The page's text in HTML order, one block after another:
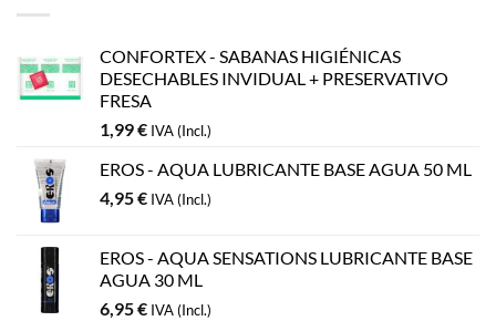
CONFORTEX - SABANAS HIGIÉNICAS
DESECHABLES INVIDUAL + PRESERVATIVO
FRESA
1,99€ IVA (Incl.)
EROS - AQUA LUBRICANTE BASE AGUA 50 ML
4,95€ IVA (Incl.)
EROS - AQUA SENSATIONS LUBRICANTE BASE
AGUA 30 ML
6,95€ IVA (Incl.)